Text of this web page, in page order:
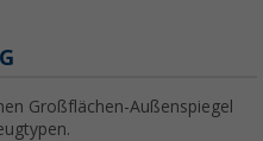
Großflächen-Außenspiegel